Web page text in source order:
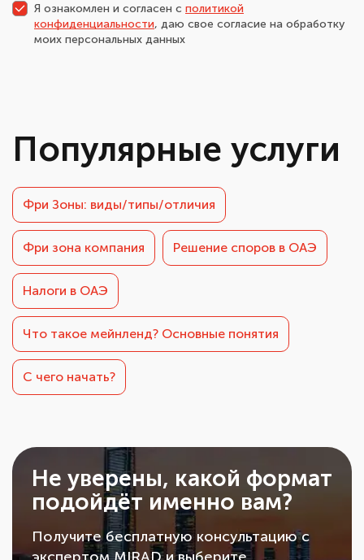
Я ознакомлен и согласен с политикой
конфиденциальности, даю свое согласие на обработку
моих персональных данных
Популярные услуги
Фри Зоны: виды/типы/отличия
Фри зона компания Решение споров в ОАЭ
Налоги в ОАЭ
Что такое мейнленд? Основные понятия
С чего начать?
Не уверены, какой формат
подойдёт именно вам?
Получите бесплатную консультацию с